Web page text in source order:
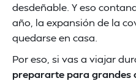
desdeñable. Y eso
año, la expansión de la
quedarse en casa.
Por eso, si vas a viajar
prepararte para grandes